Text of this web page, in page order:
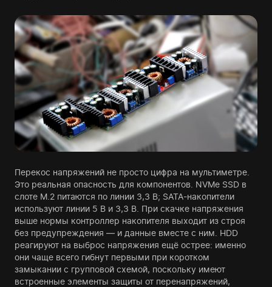
Перекос напряжений не просто цифра на мультиметре.
Это реальная опасность для компонентов. NVMe SSD в
слоте M.2 питаются по линии 3,3 В; SATA-накопители
используют линии 5 В и 3,3 В. При скачке напряжения
выше нормы контроллер накопителя выходит из строя
без предупреждения — и данные вместе с ним. HDD
реагируют на выброс напряжения ещё острее: именно
они чаще всего гибнут первыми при коротком
замыкании с групповой схемой, поскольку имеют
встроенные элементы защиты от перенапряжений,